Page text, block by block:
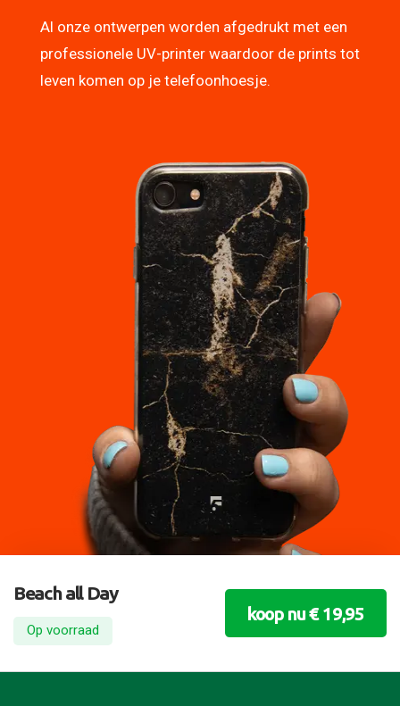
Al onze ontwerpen worden afgedrukt met een
professionele UV-printer waardoor de prints tot
leven komen op je telefoonhoesje.
Beach all Day
Op voorraad
koop nu € 19,95